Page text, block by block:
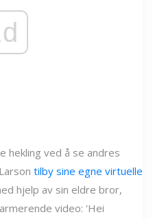
hekling ved å se andres
tilby sine egne virtuelle
hjelp av sin eldre bror,
video: 'Hei